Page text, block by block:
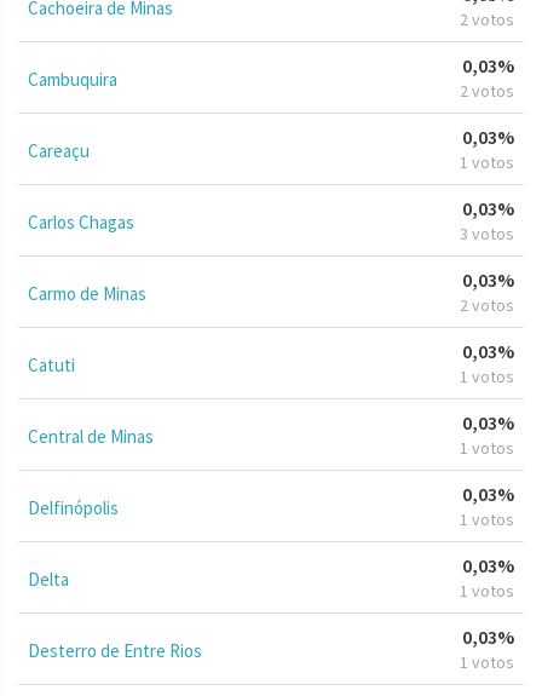
Cachoeira de Minas 2 votos
Cambuquira
0,03%
2 votos
Careaçu
0,03%
1 votos
Carlos Chagas
0,03%
3 votos
Carmo de Minas
0,03%
2 votos
Catuti
0,03%
1 votos
Central de Minas
0,03%
1 votos
Delfinópolis
0,03%
1 votos
Delta
0,03%
1 votos
Desterro de Entre Rios
0,03%
1 votos